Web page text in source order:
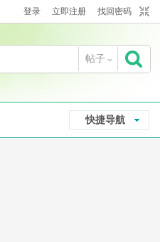
登录 立即注册 找回密码
帖子
索
快捷导航